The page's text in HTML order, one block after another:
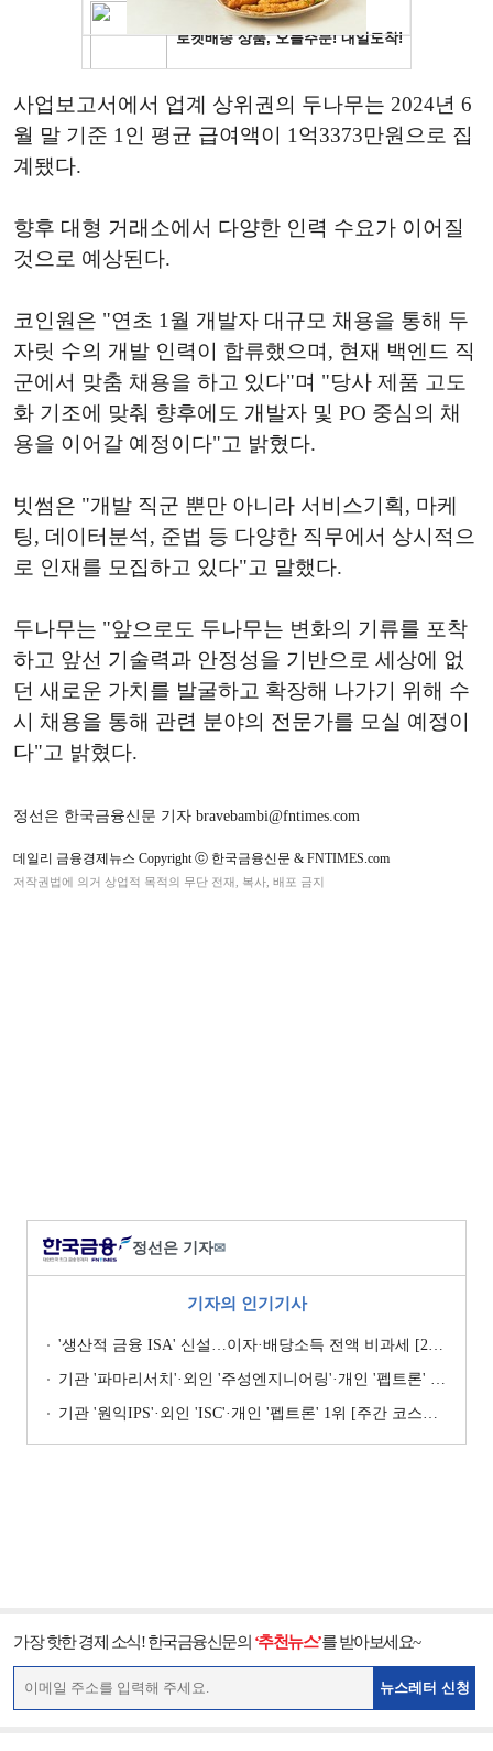
사업보고서에서 업계 상위권의 두나무는 2024년 6
월 말 기준 1인 평균 급여액이 1억3373만원으로 집
계됐다.
향후 대형 거래소에서 다양한 인력 수요가 이어질
것으로 예상된다.
코인원은 "연초 1월 개발자 대규모 채용을 통해 두
자릿 수의 개발 인력이 합류했으며, 현재 백엔드 직
군에서 맞춤 채용을 하고 있다"며 "당사 제품 고도
화 기조에 맞춰 향후에도 개발자 및 PO 중심의 채
용을 이어갈 예정이다"고 밝혔다.
빗썸은 "개발 직군 뿐만 아니라 서비스기획, 마케
팅, 데이터분석, 준법 등 다양한 직무에서 상시적으
로 인재를 모집하고 있다"고 말했다.
두나무는 "앞으로도 두나무는 변화의 기류를 포착
하고 앞선 기술력과 안정성을 기반으로 세상에 없
던 새로운 가치를 발굴하고 확장해 나가기 위해 수
시 채용을 통해 관련 분야의 전문가를 모실 예정이
다"고 밝혔다.
정선은 한국금융신문 기자 bravebambi@fntimes.com
데일리 금융경제뉴스 Copyright ⓒ 한국금융신문 & FNTIMES.com
저작권법에 의거 상업적 목적의 무단 전재, 복사, 배포 금지
정선은 기자✉
기자의 인기기사
'생산적 금융 ISA' 신설…이자·배당소득 전액 비과세 [2026 세제개편안]
기관 '파마리서치'·외인 '주성엔지니어링'·개인 '펩트론' 1위 [주간 코스닥 순매수- 2026년 7월27일~7월31일]
기관 '원익IPS'·외인 'ISC'·개인 '펩트론' 1위 [주간 코스닥 순매수- 2026년 7월6일~7월10일]
가장 핫한 경제 소식! 한국금융신문의 ‘추천뉴스’를 받아보세요~
뉴스레터 신청